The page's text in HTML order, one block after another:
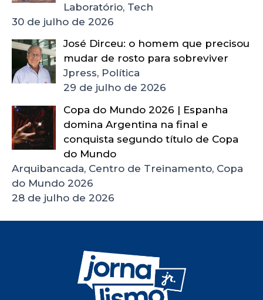
Laboratório, Tech
30 de julho de 2026
José Dirceu: o homem que precisou
mudar de rosto para sobreviver
Jpress, Política
29 de julho de 2026
Copa do Mundo 2026 | Espanha
domina Argentina na final e
conquista segundo título de Copa
do Mundo
Arquibancada, Centro de Treinamento, Copa
do Mundo 2026
28 de julho de 2026